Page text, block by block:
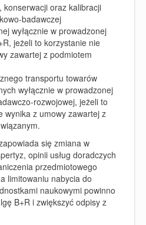
konserwacji oraz kalibracji
badawczej
wyłącznie w prowadzonej
jeżeli to korzystanie nie
zawartej z podmiotem
transportu towarów
wyłącznie w prowadzonej
rozwojowej, jeżeli to
wynika z umowy zawartej z
się zmiana w
opinii usług doradczych
przedmiotowego
limitowaniu nabycia do
naukowymi powinno
B+R i zwiększyć odpisy z